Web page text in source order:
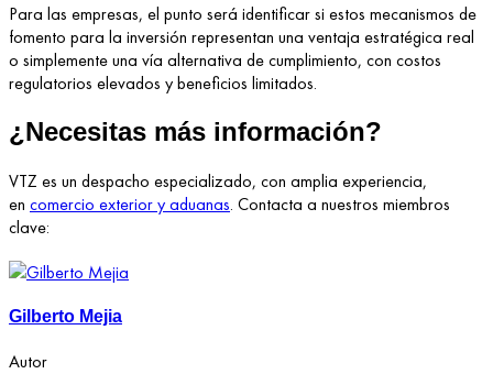
Para las empresas, el punto será identificar si estos mecanismos de
fomento para la inversión representan una ventaja estratégica real
o simplemente una vía alternativa de cumplimiento, con costos
regulatorios elevados y beneficios limitados.
¿Necesitas más información?
VTZ es un despacho especializado, con amplia experiencia,
en comercio exterior y aduanas. Contacta a nuestros miembros
clave:
Gilberto Mejia
Autor